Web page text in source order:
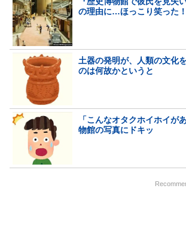
の理由に…ほっこり笑った！
土器の発明が、人類の文化
のは何故かというと
「こんなオタクホイホイが
物館の写真にドキッ